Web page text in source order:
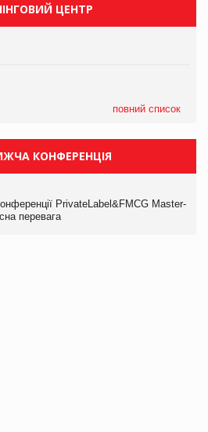
ЦЕНТР
повний список
КОНФЕРЕНЦІЯ
PrivateLabel&FMCG Master-
перевага